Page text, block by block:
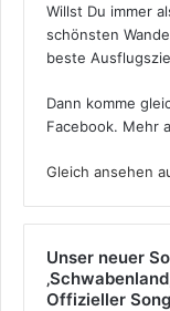
Willst Du immer
schönsten
beste
Dann komme
Facebook. Mehr
Gleich ansehen
Unser neuer
Offizieller Song